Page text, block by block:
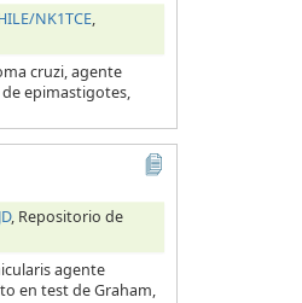
NK1TCE,
cruzi, agente
epimastigotes,
, Repositorio de
agente
en test de Graham,